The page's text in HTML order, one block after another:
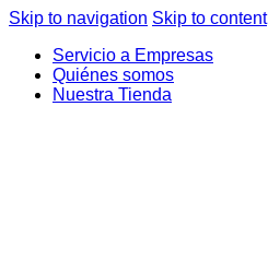
Skip to navigation Skip to content
Servicio a Empresas
Quiénes somos
Nuestra Tienda